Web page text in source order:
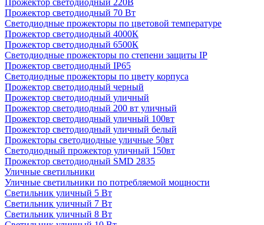
Прожектор светодиодный 220В
Прожектор светодиодный 70 Вт
Светодиодные прожекторы по цветовой температуре
Прожектор светодиодный 4000К
Прожектор светодиодный 6500К
Светодиодные прожекторы по степени защиты IP
Прожектор светодиодный IP65
Светодиодные прожекторы по цвету корпуса
Прожектор светодиодный черный
Прожектор светодиодный уличный
Прожектор светодиодный 200 вт уличный
Прожектор светодиодный уличный 100вт
Прожектор светодиодный уличный белый
Прожекторы светодиодные уличные 50вт
Светодиодный прожектор уличный 150вт
Прожектор светодиодный SMD 2835
Уличные светильники
Уличные светильники по потребляемой мощности
Светильник уличный 5 Вт
Светильник уличный 7 Вт
Светильник уличный 8 Вт